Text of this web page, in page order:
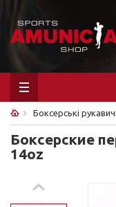
Боксерські
Боксерские
14oz